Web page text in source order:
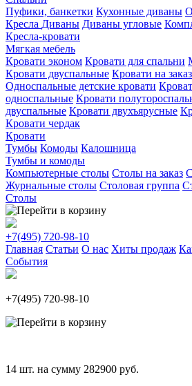
Пуфики, банкетки Кухонные диваны
Кресла Диваны Диваны угловые
Кресла-кровати
Мягкая мебель
Кровати эконом Кровати для спальни
Кровати двуспальные Кровати на заказ
Односпальные детские кровати
односпальные Кровати
двуспальные Кровати двухъярусные
Кровати чердак
Кровати
Тумбы Комоды Калошница
Тумбы и комоды
Компьютерные столы Столы на заказ
Журнальные столы Столовая группа
Столы
+7(495) 720-98-10
Главная Статьи О нас Хиты продаж
События
+7(495) 720-98-10
14 шт. на сумму 282900 руб.